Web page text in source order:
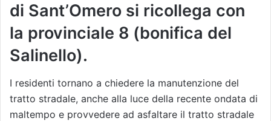
di Sant’Omero si ricollega con
la provinciale 8 (bonifica del
Salinello).
I residenti tornano a chiedere la manutenzione del
tratto stradale, anche alla luce della recente ondata di
maltempo e provvedere ad asfaltare il tratto stradale